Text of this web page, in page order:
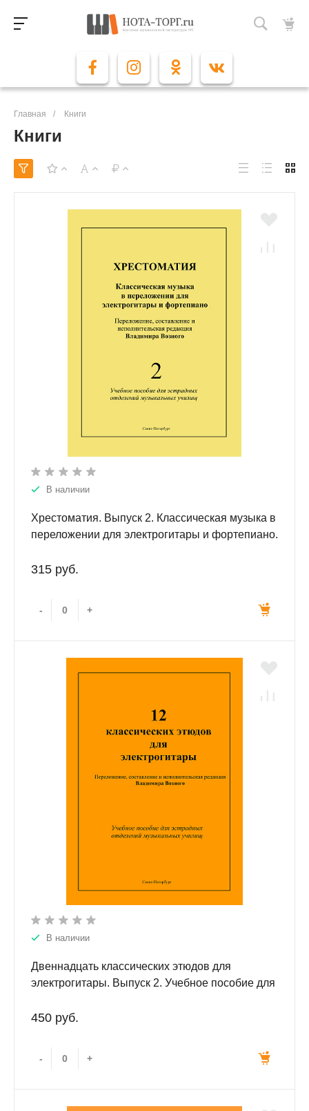
Главная / Книги
Книги
В наличии
Хрестоматия. Выпуск 2. Классическая музыка в
переложении для электрогитары и фортепиано.
музыкальных училищ.
315 руб.
- +
В наличии
Двеннадцать классических этюдов для
электрогитары. Выпуск 2. Учебное пособие для
450 руб.
- +